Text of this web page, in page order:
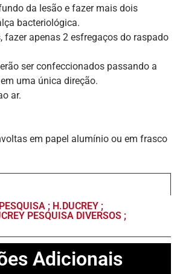
da lesão e fazer mais dois
bacteriológica.
fazer apenas 2 esfregaços do raspado
ser confeccionados passando a
uma única direção.
ar.
em papel alumínio ou em frasco
; H.DUCREY ;
PESQUISA DIVERSOS ;
Adicionais